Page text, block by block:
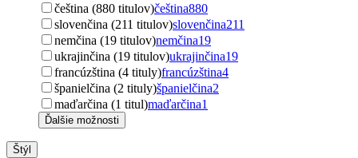
čeština (880 titulov)čeština880
slovenčina (211 titulov)slovenčina211
nemčina (19 titulov)nemčina19
ukrajinčina (19 titulov)ukrajinčina19
francúzština (4 tituly)francúzština4
španielčina (2 tituly)španielčina2
maďarčina (1 titul)maďarčina1
Ďalšie možnosti
Štýl